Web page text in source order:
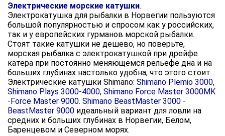
Электрические морские катушки.
Электрокатушка для рыбалки в Норвегии пользуются
большой популярностью и спросом как у российских,
так и у европейских гурманов морской рыбалки.
Стоят такие катушки не дешево, но поверьте,
морская рыбалка с электрокатушкой при дрейфе
катера при постоянно меняющемся рельефе дна и на
больших глубинах настолько удобна, что этого стоит.
Электрические катушки Shimano: Shimano Plemio 3000,
Shimano Plays 3000-4000, Shimano Force Master 3000MK
-Force Master 9000. Shimano BeastMaster 3000 -
BeastMaster 9000 идеальный вариант для ловли на
средних и больших глубинах в Норвегии, Белом,
Баренцевом и Северном морях.